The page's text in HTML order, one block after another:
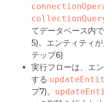
てデータベース内
5)。エンティティ
テップ6)
実行フローは、エ
する
プ7)。